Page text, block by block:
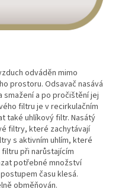
odváděn mimo
prostoru. Odsavač nasává
smažení a po pročištění jej
filtru je v recirkulačním
také uhlíkový filtr. Nasátý
filtry, které zachytávají
s aktivním uhlím, které
při narůstajícím
potřebné množství
času klesá.
obměňován.